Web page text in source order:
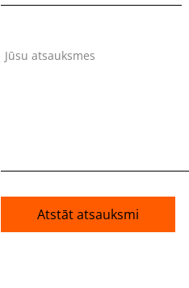
Jūsu atsauksmes
Atstāt atsauksmi